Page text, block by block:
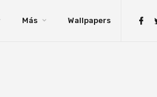
Más Wallpapers